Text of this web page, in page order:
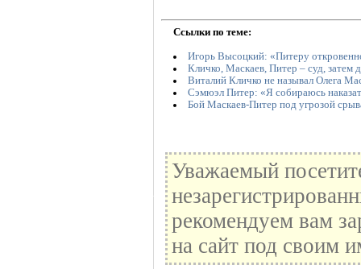
Ссылки по теме:
Игорь Высоцкий: «Питеру
Кличко, Маскаев, Питер – суд, затем
Виталий Кличко не называл Олега
Сэмюэл Питер: «Я собираюсь
Бой Маскаев-Питер под угрозой
Уважаемый
рекомендуем вам
на сайт под своим